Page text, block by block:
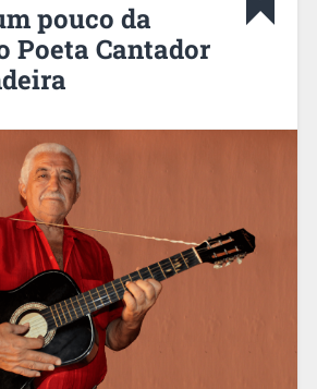
pouco da
Poeta Cantador